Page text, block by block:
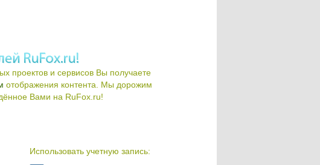
проектов и сервисов Вы получаете
отображения контента. Мы дорожим
Вами на RuFox.ru!
Использовать учетную запись: